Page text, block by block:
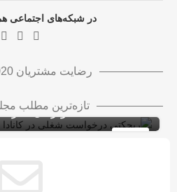
در شبکه‌های اجتماعی
رضایت مشتریان STUDY2020
ویزای کار
ویزای کاری کانادا با LMIA
تازه‌ترین مطلب
واردان +